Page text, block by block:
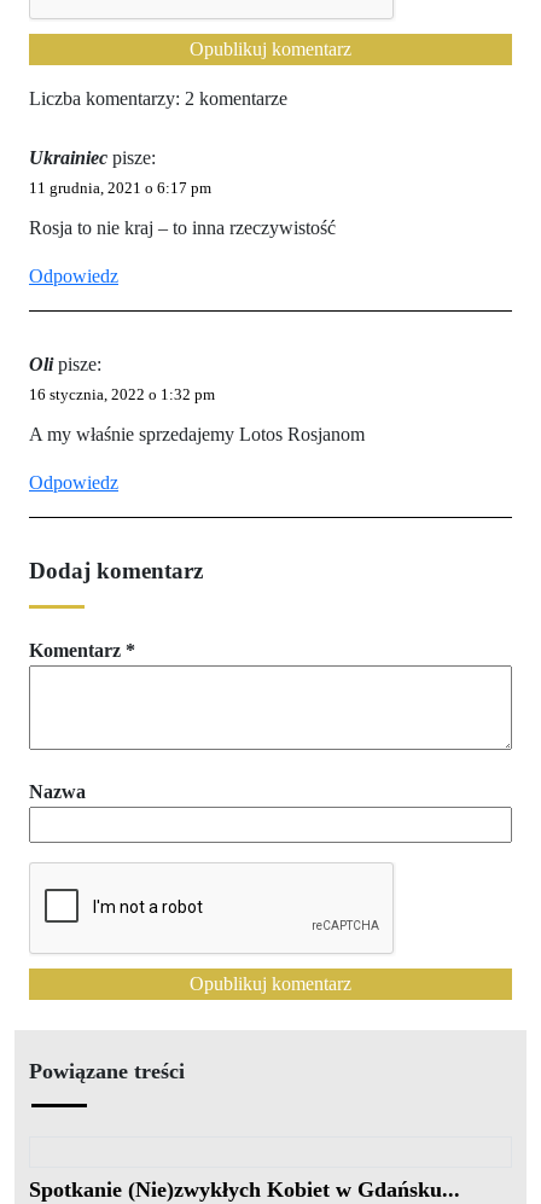
Liczba komentarzy: 2 komentarze
Ukrainiec pisze:
11 grudnia, 2021 o 6:17 pm
Rosja to nie kraj – to inna rzeczywistość
Odpowiedz
Oli pisze:
16 stycznia, 2022 o 1:32 pm
A my właśnie sprzedajemy Lotos Rosjanom
Odpowiedz
Dodaj komentarz
Komentarz *
Nazwa
Powiązane treści
Spotkanie (Nie)zwykłych Kobiet w Gdańsku...